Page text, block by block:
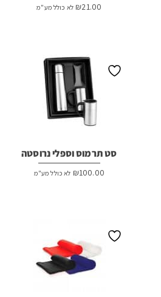
₪21.00 לא כולל מע"מ
סט תרמוס וספלי נרוסטה
₪100.00 לא כולל מע"מ